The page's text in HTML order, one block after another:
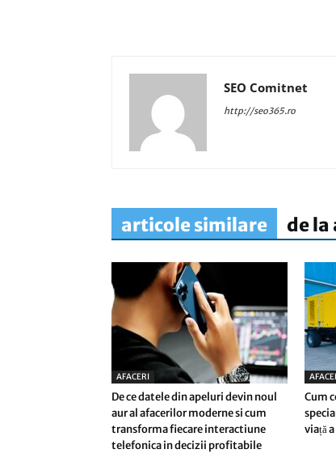
SEO Comitnet
http://seo365.ro
articole similare de la
AFACERI
De ce datele din apeluri devin noul
aur al afacerilor moderne si cum
transforma fiecare interactiune
telefonica in decizii profitabile
Cum
viață